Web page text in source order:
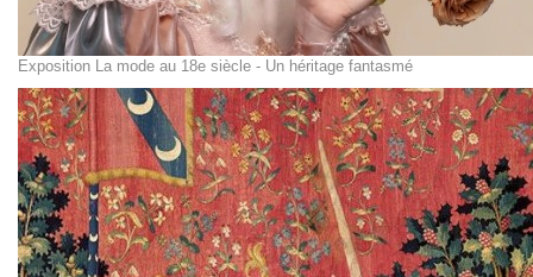
Exposition La mode au 18e siècle - Un héritage fantasmé